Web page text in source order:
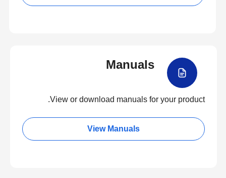
Manuals
View or download manuals for your product.
View Manuals